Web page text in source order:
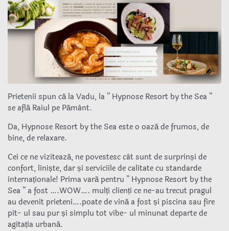
Prietenii spun că la Vadu, la ” Hypnose Resort by the Sea ”
se află Raiul pe Pământ.
Da, Hypnose Resort by the Sea este o oază de frumos, de
bine, de relaxare.
Cei ce ne vizitează, ne povestesc cât sunt de surprinși de
confort, liniște, dar și serviciile de calitate cu standarde
internaționale! Prima vară pentru ” Hypnose Resort by the
Sea ” a fost ….WOW…. mulți clienți ce ne-au trecut pragul
au devenit prieteni….poate de vină a fost și piscina sau fire
pit- ul sau pur și simplu tot vibe- ul minunat departe de
agitația urbană.